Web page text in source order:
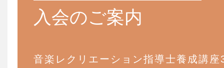
入会のご案内
音楽レクリエーション指導士養成講